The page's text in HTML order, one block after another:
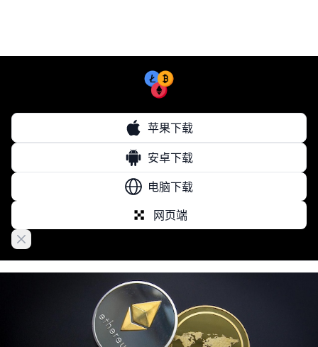
苹果下载
安卓下载
电脑下载
网页端
Close banner